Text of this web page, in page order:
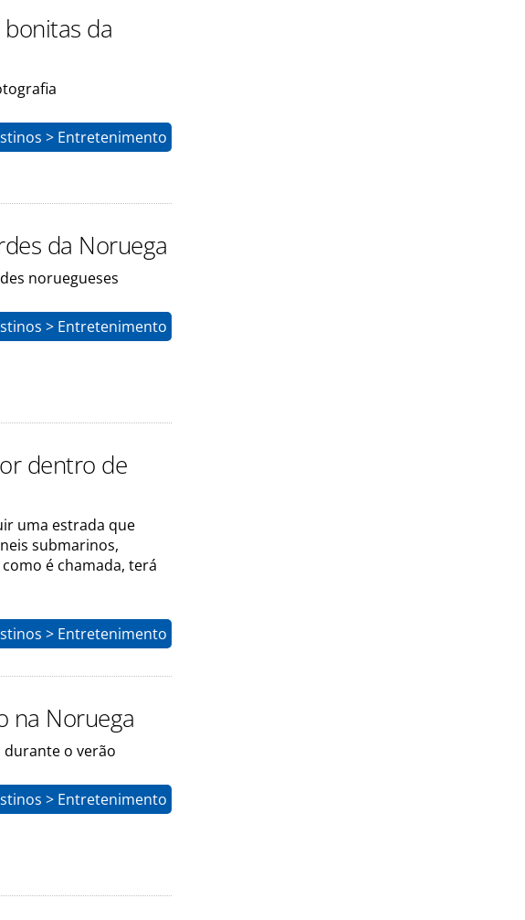
da
> Entretenimento
da Noruega
noruegueses
> Entretenimento
dentro de
uma estrada que
submarinos,
é chamada, terá
> Entretenimento
na Noruega
durante o verão
> Entretenimento